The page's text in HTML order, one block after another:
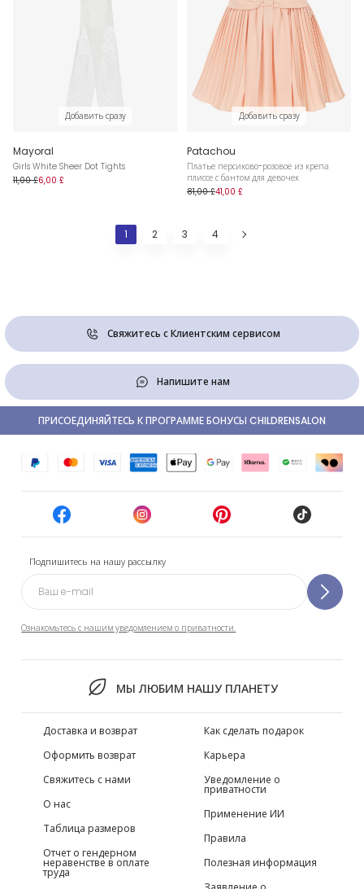
Добавить сразу
Mayoral
Girls White Sheer Dot Tights
11,00 £6,00 £
Добавить сразу
Patachou
Платье персиково-розовое из крепа
плиссе с бантом для девочек
81,00 £41,00 £
1 2 3 4
Свяжитесь с Клиентским сервисом
Напишите нам
Подпишитесь на нашу рассылку
Ознакомьтесь с нашим уведомлением о приватности.
МЫ ЛЮБИМ НАШУ ПЛАНЕТУ
ПРИСОЕДИНЯЙТЕСЬ К ПРОГРАММЕ БОНУСЫ CHILDRENSALON
Доставка и возврат
Оформить возврат
Свяжитесь с нами
О нас
Таблица размеров
Отчет о гендерном
неравенстве в оплате
труда
Как сделать подарок
Карьера
Уведомление о
приватности
Применение ИИ
Правила
Полезная информация